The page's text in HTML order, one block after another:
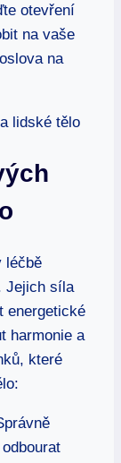
otevření
na vaše
na
léčbě
Jejich síla
energetické
harmonie a
které